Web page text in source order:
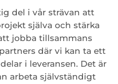
del i vår strävan att
själva och stärka
jobba tillsammans
där vi kan ta ett
i leveransen. Det är
arbeta självständigt